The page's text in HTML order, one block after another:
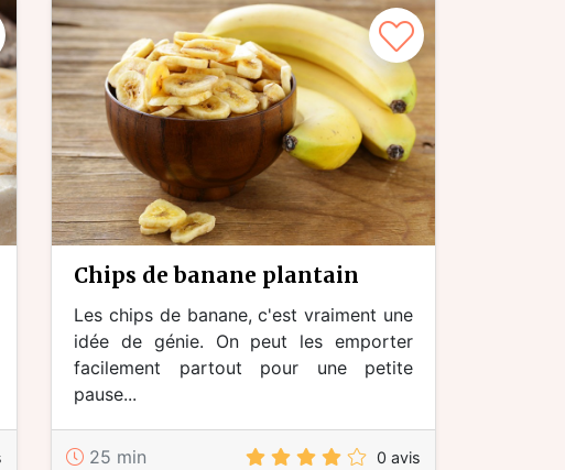
chips de banane plantain
Les chips de banane, c'est vraiment une
idée de génie. On peut les emporter
facilement partout pour une petite
pause...
25 min 0 avis